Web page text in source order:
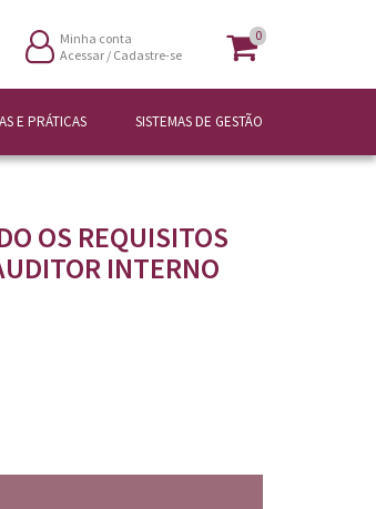
Minha conta
Acessar / Cadastre-se
0
E PRÁTICAS SISTEMAS DE GESTÃO
OS REQUISITOS
INTERNO